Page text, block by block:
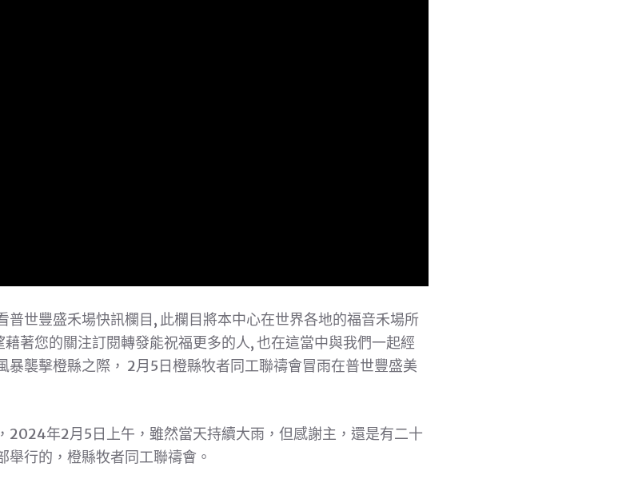
普世豐盛禾場快訊欄目, 此欄目將本中心在世界各地的福音禾場所
著您的關注訂閱轉發能祝福更多的人, 也在這當中與我們一起經
暴襲擊橙縣之際， 2月5日橙縣牧者同工聯禱會冒雨在普世豐盛美
2024年2月5日上午，雖然當天持續大雨，但感謝主，還是有二十
行的，橙縣牧者同工聯禱會。